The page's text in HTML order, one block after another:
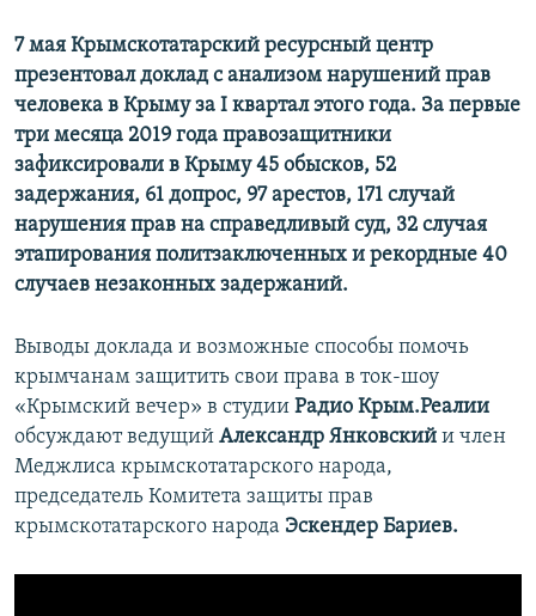
7 мая Крымскотатарский ресурсный центр
презентовал доклад с анализом нарушений прав
человека в Крыму за I квартал этого года. За первые
три месяца 2019 года правозащитники
зафиксировали в Крыму 45 обысков, 52
задержания, 61 допрос, 97 арестов, 171 случай
нарушения прав на справедливый суд, 32 случая
этапирования политзаключенных и рекордные 40
случаев незаконных задержаний.
Выводы доклада и возможные способы помочь
крымчанам защитить свои права в ток-шоу
«Крымский вечер» в студии Радио Крым.Реалии
обсуждают ведущий Александр Янковский и член
Меджлиса крымскотатарского народа,
председатель Комитета защиты прав
крымскотатарского народа Эскендер Бариев.